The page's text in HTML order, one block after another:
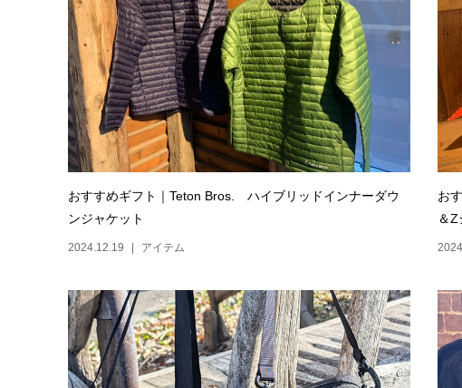
おすすめギフト｜Teton Bros. ハイブリッドインナーダウ
ンジャケット
2024.12.19 アイテム
お
＆Z